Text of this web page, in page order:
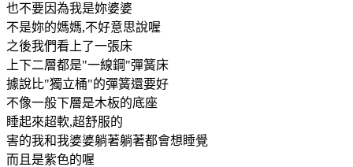
也不要因為我是妳婆婆
不是妳的媽媽,不好意思說喔
之後我們看上了一張床
上下二層都是"一線鋼"彈簧床
據說比"獨立桶"的彈簧還要好
不像一般下層是木板的底座
睡起來超軟,超舒服的
害的我和我婆婆躺著躺著都會想睡覺
而且是紫色的喔